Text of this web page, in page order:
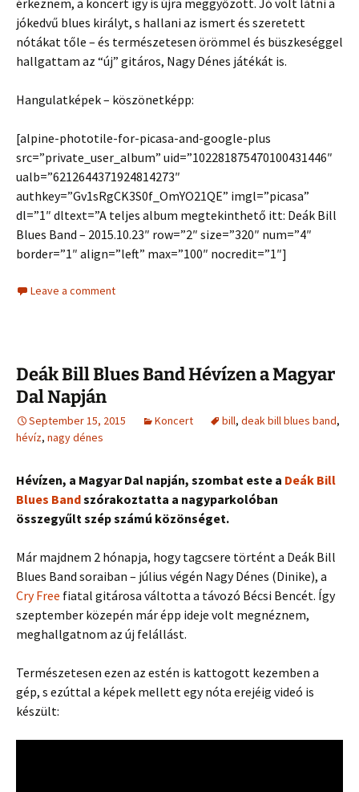
érkeznem, a koncert így is újra meggyőzött. Jó volt látni a
jókedvű blues királyt, s hallani az ismert és szeretett
nótákat tőle – és természetesen örömmel és büszkeséggel
hallgattam az “új” gitáros, Nagy Dénes játékát is.
Hangulatképek – köszönetképp:
[alpine-phototile-for-picasa-and-google-plus
src=”private_user_album” uid=”102281875470100431446″
ualb=”6212644371924814273″
authkey=”Gv1sRgCK3S0f_OmYO21QE” imgl=”picasa”
dl=”1″ dltext=”A teljes album megtekinthető itt: Deák Bill
Blues Band – 2015.10.23″ row=”2″ size=”320″ num=”4″
border=”1″ align=”left” max=”100″ nocredit=”1″]
Leave a comment
Deák Bill Blues Band Hévízen a Magyar
Dal Napján
September 15, 2015 Koncert bill, deak bill blues band,
hévíz, nagy dénes
Hévízen, a Magyar Dal napján, szombat este a Deák Bill
Blues Bandszórakoztatta a nagyparkolóban
összegyűlt szép számú közönséget.
Már majdnem 2 hónapja, hogy tagcsere történt a Deák Bill
Blues Band soraiban – július végén Nagy Dénes (Dinike), a
Cry Free fiatal gitárosa váltotta a távozó Bécsi Bencét. Így
szeptember közepén már épp ideje volt megnéznem,
meghallgatnom az új felállást.
Természetesen ezen az estén is kattogott kezemben a
gép, s ezúttal a képek mellett egy nóta erejéig videó is
készült: